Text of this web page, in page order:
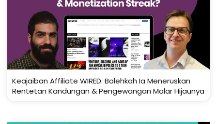
Keajaiban Affiliate WIRED: Bolehkah Ia Meneruskan
Rentetan Kandungan & Pengewangan Malar Hijaunya